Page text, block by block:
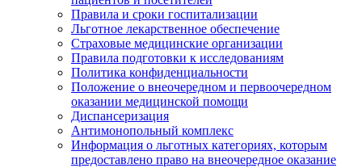
Правила и сроки госпитализации
Льготное лекарственное обеспечение
Страховые медицинские организации
Правила подготовки к исследованиям
Политика конфиденциальности
Положение о внеочередном и первоочередном
оказании медицинской помощи
Диспансеризация
Антимонопольный комплекс
Информация о льготных категориях, которым
предоставлено право на внеочередное оказание